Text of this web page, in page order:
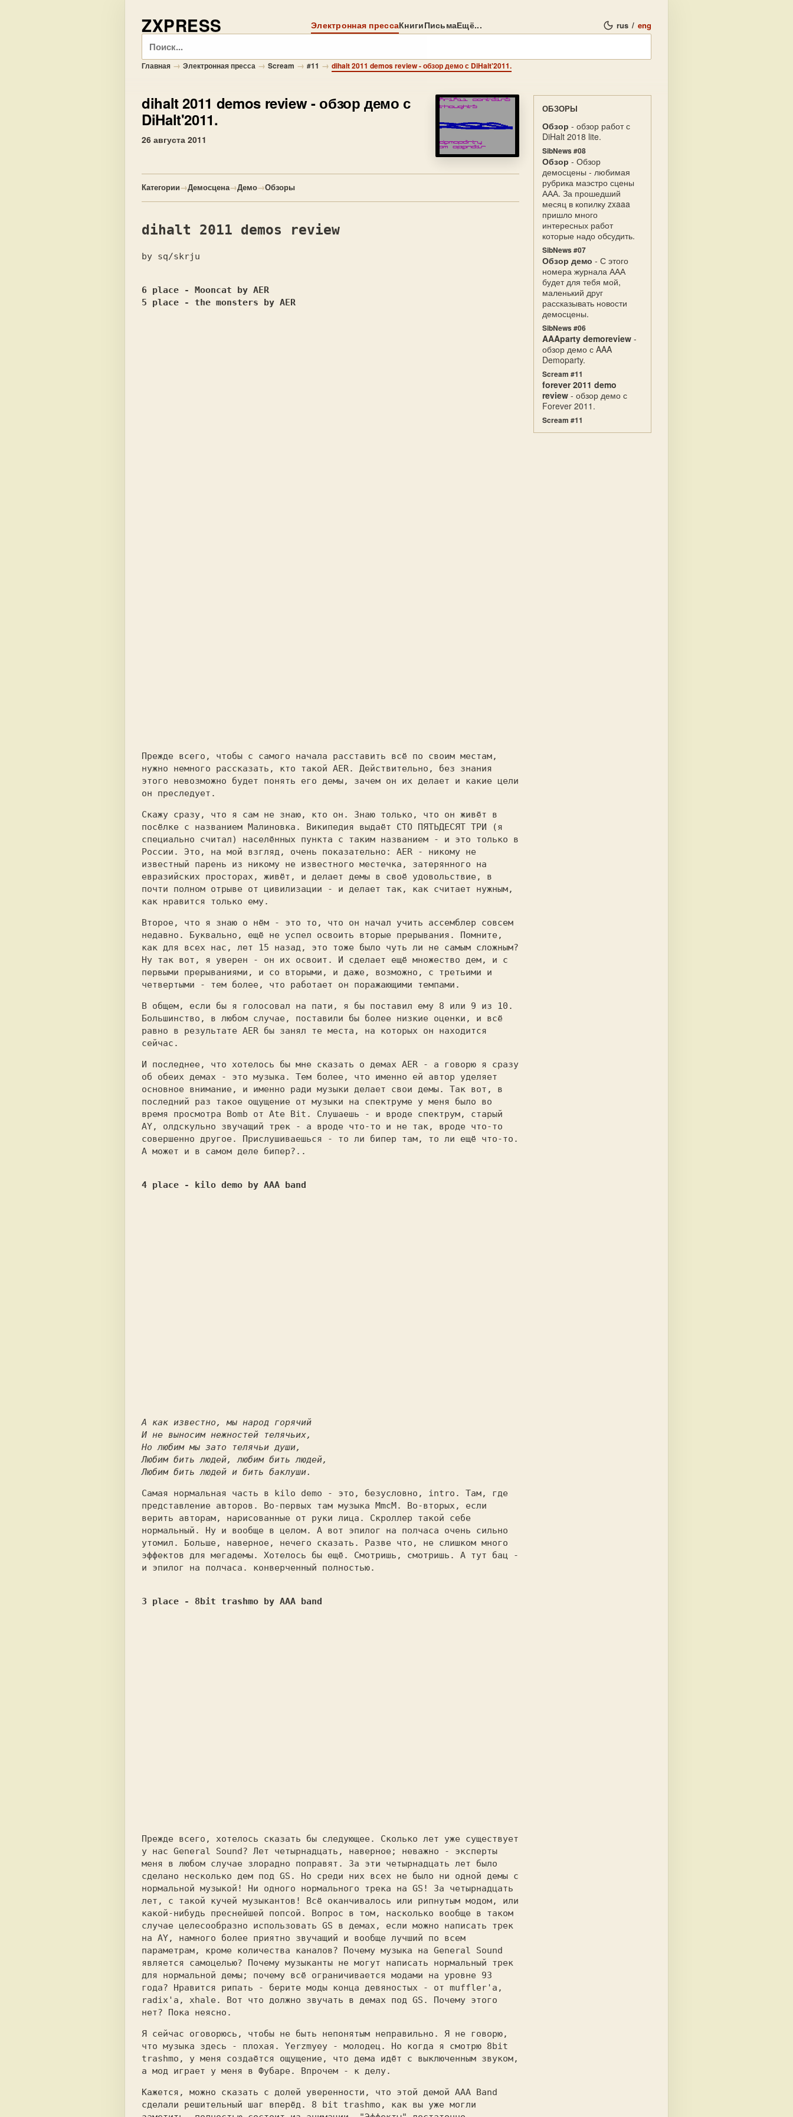
ZXPRESS Электронная прессаКнигиПисьмаЕщё... rus / eng
Поиск
Главная → Электронная пресса → Scream → #11 → dihalt 2011 demos review - обзор демо с DiHalt'2011.
dihalt 2011 demos review- обзор демо с
DiHalt'2011.
26 августа 2011
Категории→Демосцена→Демо→Обзоры
dihalt 2011 demos review
by sq/skrju
6 place - Mooncat by AER
5 place - the monsters by AER
Прежде всего, чтобы с самого начала расставить всё по своим местам,
нужно немного рассказать, кто такой AER. Действительно, без знания
этого невозможно будет понять его демы, зачем он их делает и какие цели
он преследует.
Скажу сразу, что я сам не знаю, кто он. Знаю только, что он живёт в
посёлке с названием Малиновка. Википедия выдаёт СТО ПЯТЬДЕСЯТ ТРИ (я
специально считал) населённых пункта с таким названием - и это только в
России. Это, на мой взгляд, очень показательно: AER - никому не
известный парень из никому не известного местечка, затерянного на
евразийских просторах, живёт, и делает демы в своё удовольствие, в
почти полном отрыве от цивилизации - и делает так, как считает нужным,
как нравится только ему.
Второе, что я знаю о нём - это то, что он начал учить ассемблер совсем
недавно. Буквально, ещё не успел освоить вторые прерывания. Помните,
как для всех нас, лет 15 назад, это тоже было чуть ли не самым сложным?
Ну так вот, я уверен - он их освоит. И сделает ещё множество дем, и с
первыми прерываниями, и со вторыми, и даже, возможно, с третьими и
четвертыми - тем более, что работает он поражающими темпами.
В общем, если бы я голосовал на пати, я бы поставил ему 8 или 9 из 10.
Большинство, в любом случае, поставили бы более низкие оценки, и всё
равно в результате AER бы занял те места, на которых он находится
сейчас.
И последнее, что хотелось бы мне сказать о демах AER - а говорю я сразу
об обеих демах - это музыка. Тем более, что именно ей автор уделяет
основное внимание, и именно ради музыки делает свои демы. Так вот, в
последний раз такое ощущение от музыки на спектруме у меня было во
время просмотра Bomb от Ate Bit. Слушаешь - и вроде спектрум, старый
AY, олдскульно звучащий трек - а вроде что-то и не так, вроде что-то
совершенно другое. Прислушиваешься - то ли бипер там, то ли ещё что-то.
А может и в самом деле бипер?..
4 place - kilo demo by AAA band
А как известно, мы народ горячий
И не выносим нежностей телячьих,
Но любим мы зато телячьи души,
Любим бить людей, любим бить людей,
Любим бить людей и бить баклуши.
Самая нормальная часть в kilo demo - это, безусловно, intro. Там, где
представление авторов. Во-первых там музыка MmcM. Во-вторых, если
верить авторам, нарисованные от руки лица. Скроллер такой себе
нормальный. Ну и вообще в целом. А вот эпилог на полчаса очень сильно
утомил. Больше, наверное, нечего сказать. Разве что, не слишком много
эффектов для мегадемы. Хотелось бы ещё. Смотришь, смотришь. А тут бац -
и эпилог на полчаса. конверченный полностью.
3 place - 8bit trashmo by AAA band
Прежде всего, хотелось сказать бы следующее. Сколько лет уже существует
у нас General Sound? Лет четырнадцать, наверное; неважно - эксперты
меня в любом случае злорадно поправят. За эти четырнадцать лет было
сделано несколько дем под GS. Но среди них всех не было ни одной демы с
нормальной музыкой! Ни одного нормального трека на GS! За четырнадцать
лет, с такой кучей музыкантов! Всё оканчивалось или рипнутым модом, или
какой-нибудь преснейшей попсой. Вопрос в том, насколько вообще в таком
случае целесообразно использовать GS в демах, если можно написать трек
на AY, намного более приятно звучащий и вообще лучший по всем
параметрам, кроме количества каналов? Почему музыка на General Sound
является самоцелью? Почему музыканты не могут написать нормальный трек
для нормальной демы; почему всё ограничивается модами на уровне 93
года? Нравится рипать - берите моды конца девяностых - от muffler'а,
radix'а, xhale. Вот что должно звучать в демах под GS. Почему этого
нет? Пока неясно.
Я сейчас оговорюсь, чтобы не быть непонятым неправильно. Я не говорю,
что музыка здесь - плохая. Yerzmyey - молодец. Но когда я смотрю 8bit
trashmo, у меня создаётся ощущение, что дема идёт с выключенным звуком,
а мод играет у меня в Фубаре. Впрочем - к делу.
Кажется, можно сказать с долей уверенности, что этой демой AAA Band
сделали решительный шаг вперёд. 8 bit trashmo, как вы уже могли
ОБЗОРЫ
Обзор - обзор работ с
DiHalt 2018 lite.
SibNews #08
Обзор - Обзор
демосцены - любимая
рубрика маэстро сцены
ААА. За прошедший
месяц в копилку zxaaa
пришло много
интересных работ
которые надо обсудить.
SibNews #07
Обзор демо - С этого
номера журнала ААА
будет для тебя мой,
маленький друг
рассказывать новости
демосцены.
SibNews #06
AAAparty demoreview -
обзор демо с AAA
Demoparty.
Scream #11
forever 2011 demo
review - обзор демо с
Forever 2011.
Scream #11